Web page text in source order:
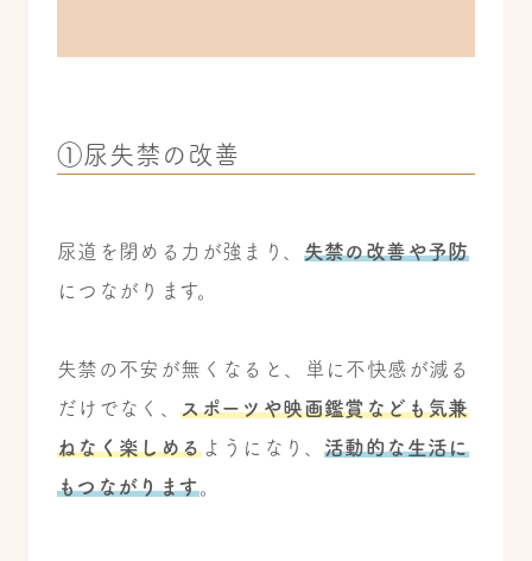
①尿失禁の改善
尿道を閉める力が強まり、 失禁の改善や予防
につながります。
失禁の不安が無くなると、単に不快感が減る
だけでなく、スポーツや映画鑑賞なども気兼
ねなく楽しめるようになり、 活動的な生活に
もつながります。